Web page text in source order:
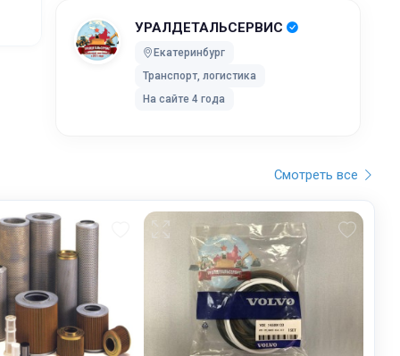
УРАЛДЕТАЛЬСЕРВИС
Екатеринбург
Транспорт, логистика
На сайте 4 года
Мы
Смотреть все